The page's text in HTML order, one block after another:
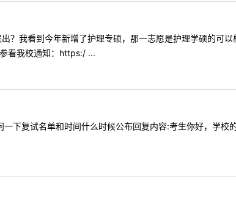
我看到今年新增了护理专硕，那一志愿是护理学硕的可以
看我校通知：https:/ ...
下复试名单和时间什么时候公布回复内容:考生你好，学校